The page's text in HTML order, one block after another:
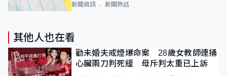
新聞資訊 新聞熱話
其他人也在看
勸未婚夫戒煙爆命案 28歲女教師連捅
心臟兩刀判死緩 母斥判太重已上訴